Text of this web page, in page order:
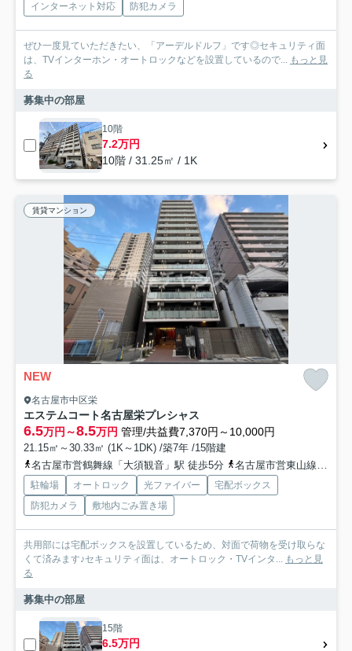
インターネット対応
防犯カメラ
ぜひ一度見ていただきたい、「アーデルドルフ」です◎セキュリティ面
は、TVインターホン・オートロックなどを設置しているので... もっと見
る
募集中の部屋
10階
7.2万円
10階 / 31.25㎡ / 1K
賃貸マンション
NEW
名古屋市中区栄
エステムコート名古屋栄プレシャス
6.5万円～8.5万円 管理/共益費7,370円～10,000円
21.15㎡～30.33㎡ (1K～1DK) /築7年 /15階建
名古屋市営鶴舞線「大須観音」駅 徒歩5分
名古屋市営東山線「伏見」駅 徒歩8分
駐輪場 オートロック 光ファイバー
宅配ボックス
防犯カメラ
敷地内ごみ置き場
共用部には宅配ボックスを設置しているため、対面で荷物を受け取らな
くて済みます♪セキュリティ面は、オートロック・TVインタ... もっと見
る
募集中の部屋
15階
6.5万円